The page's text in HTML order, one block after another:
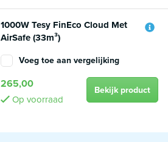
1000W Tesy FinEco Cloud Met
AirSafe (33m³)
Voeg toe aan vergelijking
265,00
Op voorraad
Bekijk product